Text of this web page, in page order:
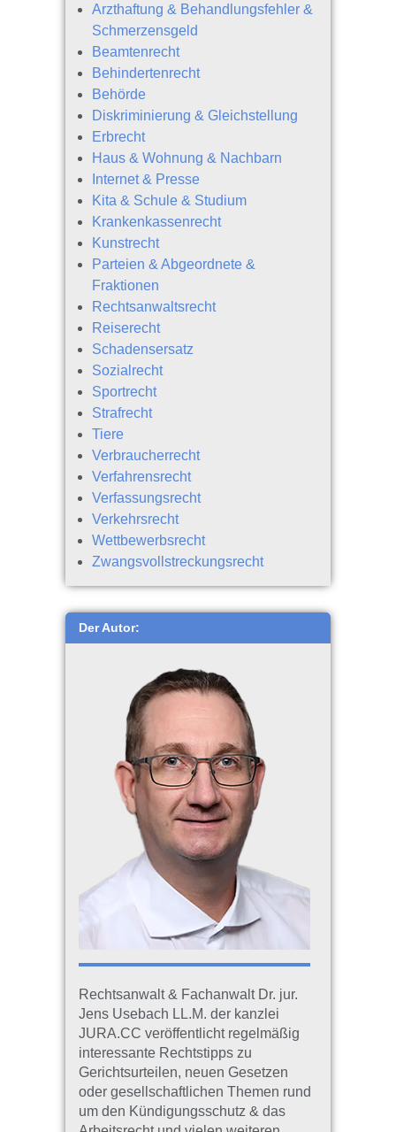
Arzthaftung & Behandlungsfehler &
Schmerzensgeld
Beamtenrecht
Behindertenrecht
Behörde
Diskriminierung & Gleichstellung
Erbrecht
Haus & Wohnung & Nachbarn
Internet & Presse
Kita & Schule & Studium
Krankenkassenrecht
Kunstrecht
Parteien & Abgeordnete &
Fraktionen
Rechtsanwaltsrecht
Reiserecht
Schadensersatz
Sozialrecht
Sportrecht
Strafrecht
Tiere
Verbraucherrecht
Verfahrensrecht
Verfassungsrecht
Verkehrsrecht
Wettbewerbsrecht
Zwangsvollstreckungsrecht
Der Autor:
Rechtsanwalt & Fachanwalt Dr. jur.
Jens Usebach LL.M. der kanzlei
JURA.CC veröffentlicht regelmäßig
interessante Rechtstipps zu
Gerichtsurteilen, neuen Gesetzen
oder gesellschaftlichen Themen rund
um den Kündigungsschutz & das